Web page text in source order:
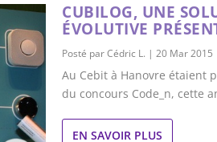
CUBILOG, UNE
ÉVOLUTIVE
Posté parCédric L. |20 Mar 2015
Au Cebit à Hanovre étaient
du concours Code_n, cette
EN SAVOIR PLUS